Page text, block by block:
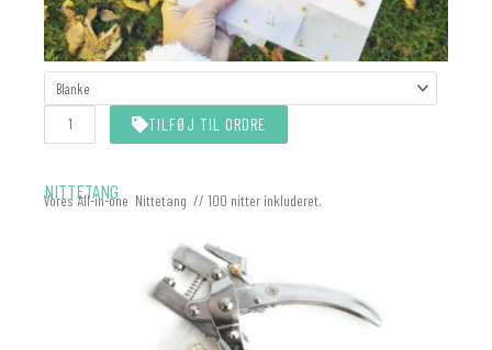
KALKEROMSLAG
MATCHER
INVITATIONEN
TILFØJ TIL ORDRE
NITTETANG
Vores All-in-one Nittetang // 100 nitter inkluderet.